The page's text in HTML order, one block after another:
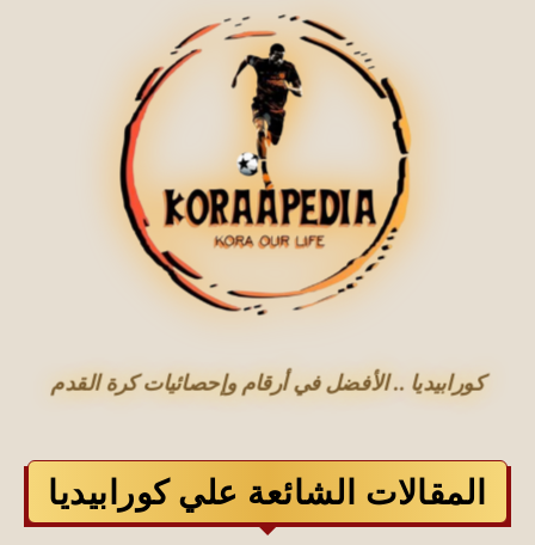
كورابيديا .. الأفضل في أرقام وإحصائيات كرة القدم
المقالات الشائعة علي كورابيديا